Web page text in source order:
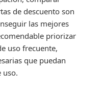
de descuento son
las mejores
priorizar
uso frecuente,
que puedan
uso.